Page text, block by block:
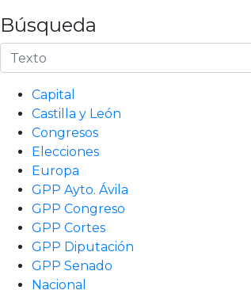
Búsqueda
Capital
Castilla y León
Congresos
Elecciones
Europa
GPP Ayto. Ávila
GPP Congreso
GPP Cortes
GPP Diputación
GPP Senado
Nacional